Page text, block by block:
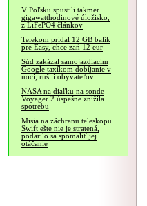
V Poľsku spustili takmer
gigawatthodinové úložisko,
z LiFePO4 článkov
Telekom pridal 12 GB balík
pre Easy, chce zaň 12 eur
Súd zakázal samojazdiacim
Google taxíkom dobíjanie v
noci, rušili obyvateľov
NASA na diaľku na sonde
Voyager 2 úspešne znížila
spotrebu
Misia na záchranu teleskopu
Swift ešte nie je stratená,
podarilo sa spomaliť jej
otáčanie